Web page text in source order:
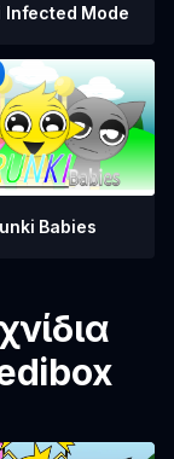
Infected Mode
Babies